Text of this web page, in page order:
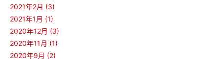
2021年2月 (3)
2021年1月 (1)
2020年12月 (3)
2020年11月 (1)
2020年9月 (2)